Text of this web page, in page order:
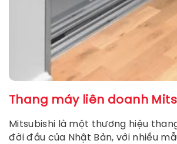
Thang máy liên doanh
Mitsubishi là một thương hiệu
đời đầu của Nhật Bản, với nhiều